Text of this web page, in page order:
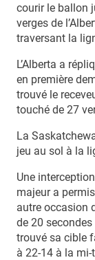
courir le ballon
verges de
traversant la
L’Alberta a
en première
trouvé le
touché de 27
La
jeu au sol à la
Une
majeur a
autre occasion
de 20
trouvé sa cible
à 22-14 à la mi-